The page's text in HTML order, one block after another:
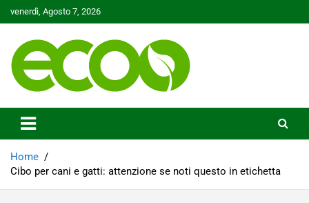
to
venerdì, Agosto 7, 2026
Ecoo.it
Home
Cibo per cani e gatti: attenzione se noti questo in etichetta